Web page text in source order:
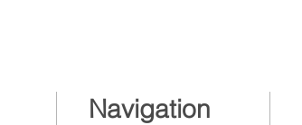
Navigation